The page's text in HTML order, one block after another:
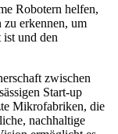
Robotern helfen,
erkennen, um
und den
zwischen
Start-up
Mikrofabriken, die
nachhaltige